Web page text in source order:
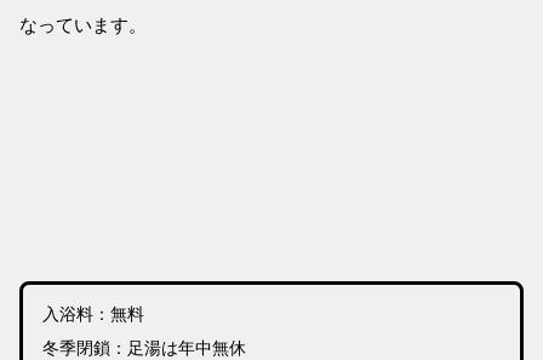
なっています。
入浴料：無料
冬季閉鎖：足湯は年中無休